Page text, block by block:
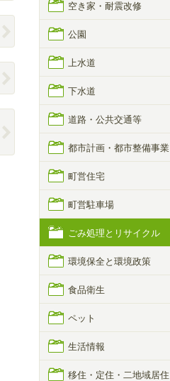
空き家・耐震改修
公園
上水道
下水道
道路・公共交通等
都市計画・都市整備事業
町営住宅
町営駐車場
ごみ処理とリサイクル
環境保全と環境政策
食品衛生
ペット
生活情報
移住・定住・二地域居住